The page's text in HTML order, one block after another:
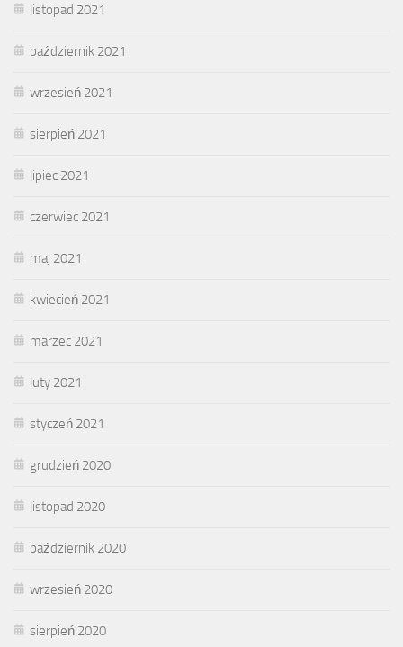
listopad 2021
październik 2021
wrzesień 2021
sierpień 2021
lipiec 2021
czerwiec 2021
maj 2021
kwiecień 2021
marzec 2021
luty 2021
styczeń 2021
grudzień 2020
listopad 2020
październik 2020
wrzesień 2020
sierpień 2020